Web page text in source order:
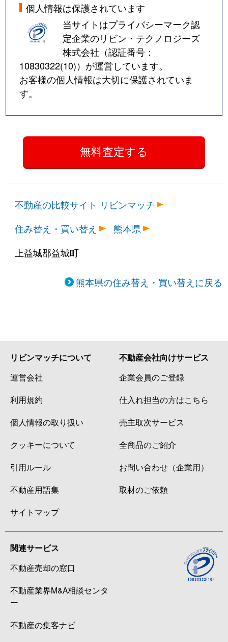
個人情報は保護されています
当サイトはプライバシーマーク認
定企業のリビン・テクノロジーズ
株式会社（認証番号：
10830322(10)）が運営しています。
お客様の個人情報は大切に保護されていま
す。
不動産の比較サイト リビンマッチ
住み替え・買い替え
熊本県
上益城郡益城町
熊本県の住み替え・買い替えに戻る
リビンマッチについて
運営会社
利用規約
個人情報の取り扱い
クッキーについて
引用ルール
不動産用語集
サイトマップ
不動産会社向けサービス
企業会員のご登録
仕入れ担当の方はこちら
売主取次サービス
全商品のご紹介
お問い合わせ（企業用）
取材のご依頼
関連サービス
不動産売却の窓口
不動産業界M&A相談センタ
ー
不動産の集客ナビ